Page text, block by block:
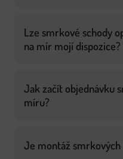
Lze smrkové schody
na mír mojí dispozice?
Jak začít objednávku
míru?
Je montáž smrkových